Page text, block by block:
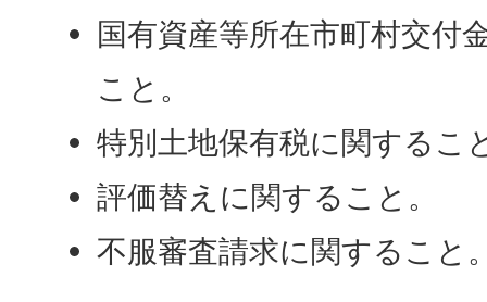
国有資産等所在市町村交付
こと。
特別土地保有税に関するこ
評価替えに関すること。
不服審査請求に関すること